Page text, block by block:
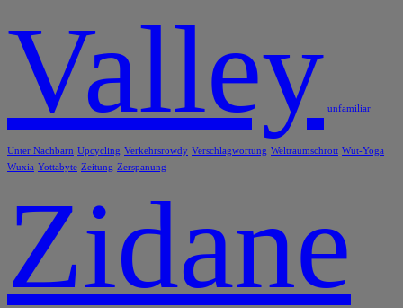
Valley unfamiliar
Unter Nachbarn Upcycling Verkehrsrowdy Verschlagwortung Weltraumschrott Wut-Yoga
Wuxia Yottabyte Zeitung Zerspanung
Zidane